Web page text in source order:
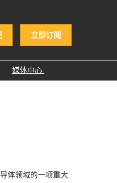
立即订阅
媒体中心
合作媒体
体领域的一项重大